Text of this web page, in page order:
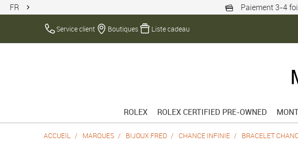
FR Paiement 3-4
Service client Boutiques Liste cadeau
ROLEX ROLEX CERTIFIED PRE-OWNED
ACCUEIL MARQUES BIJOUX FRED CHANCE INFINIE BRACELET